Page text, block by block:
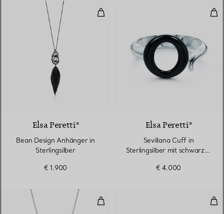
Bean Design Anhänger in
Elsa Peretti®
Bean Design Anhänger in
Sterlingsilber
€ 1.900
Elsa Peretti®
Sevillana Cuff in
Sterlingsilber mit schwarzer
€ 4.000
Perlenanhänger